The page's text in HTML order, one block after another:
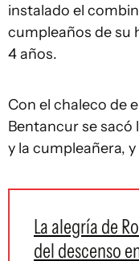
instalado el
cumpleaños de su
4 años.
Con el chaleco de
Bentancur se sacó
y la cumpleañera,
La alegría de
del descenso